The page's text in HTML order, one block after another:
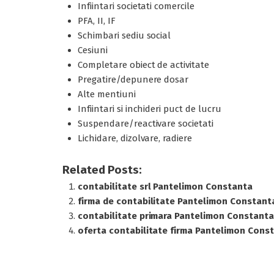
Infiintari societati comercile
PFA, II, IF
Schimbari sediu social
Cesiuni
Completare obiect de activitate
Pregatire/depunere dosar
Alte mentiuni
Infiintari si inchideri puct de lucru
Suspendare/reactivare societati
Lichidare, dizolvare, radiere
Related Posts:
contabilitate srl Pantelimon Constanta
firma de contabilitate Pantelimon
contabilitate primara Pantelimon Constanta
oferta contabilitate firma Pantelimon